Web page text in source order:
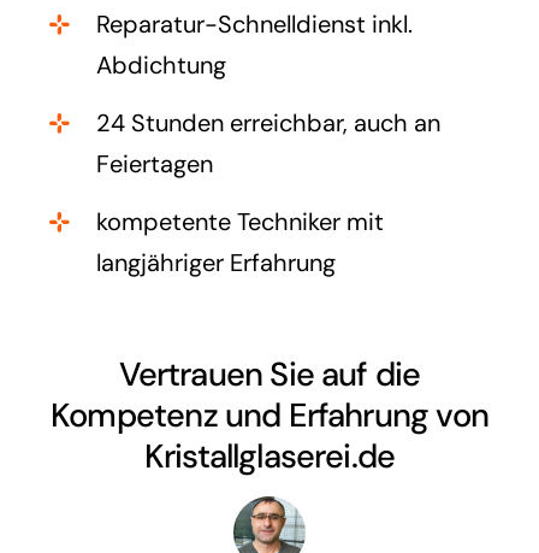
Reparatur-Schnelldienst inkl.
Abdichtung
24 Stunden erreichbar, auch an
Feiertagen
kompetente Techniker mit
langjähriger Erfahrung
Vertrauen Sie auf die
Kompetenz und Erfahrung von
Kristallglaserei.de